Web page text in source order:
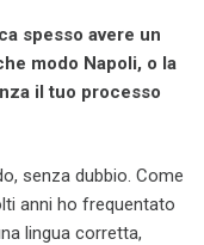
spesso avere un
modo Napoli, o la
il tuo processo
senza dubbio. Come
anni ho frequentato
lingua corretta,